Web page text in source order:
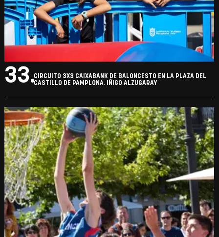
33.CIRCUITO 3X3 CAIXABANK DE BALONCESTO EN LA PLAZA DEL
CASTILLO DE PAMPLONA. IÑIGO ALZUGARAY